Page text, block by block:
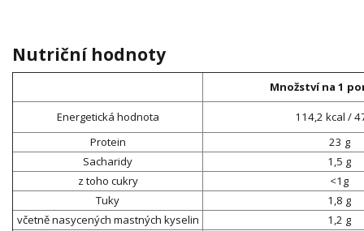
Nutriční hodnoty
Množství na 1
Energetická hodnota
114,2 kcal /
Protein
23 g
Sacharidy
1,5 g
z toho cukry
<1g
Tuky
1,8 g
včetně nasycených mastných kyselin
1,2 g